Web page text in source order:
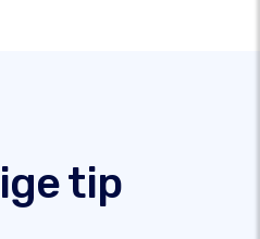
tip